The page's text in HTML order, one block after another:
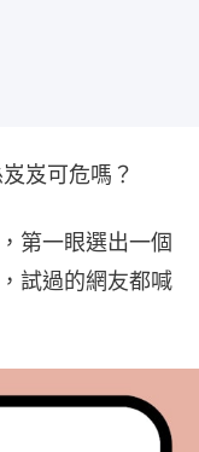
岌可危嗎？
第一眼選出一個
試過的網友都喊